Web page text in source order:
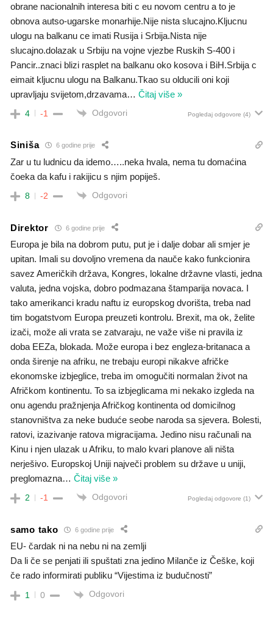
obrane nacionalnih interesa biti c eu novom centru a to je
obnova autso-ugarske monarhije.Nije nista slucajno.Kljucnu
ulogu na balkanu ce imati Rusija i Srbija.Nista nije
slucajno.dolazak u Srbiju na vojne vjezbe Ruskih S-400 i
Pancir..znaci blizi rasplet na balkanu oko kosova i BiH.Srbija c
eimait kljucnu ulogu na Balkanu.Tkao su olducili oni koji
upravljaju svijetom,drzavama… Čitaj više »
4 -1 Odgovori Pogledaj odgovore (4)
Siniša 6 godine prije
Zar u tu ludnicu da idemo…..neka hvala, nema tu domaćina
čoeka da kafu i rakijicu s njim popiješ.
8 -2 Odgovori
Direktor 6 godine prije
Europa je bila na dobrom putu, put je i dalje dobar ali smjer je
upitan. Imali su dovoljno vremena da nauče kako funkcionira
savez Američkih država, Kongres, lokalne državne vlasti, jedna
valuta, jedna vojska, dobro podmazana štamparija novaca. I
tako amerikanci kradu naftu iz europskog dvorišta, treba nad
tim bogatstvom Europa preuzeti kontrolu. Brexit, ma ok, želite
izači, može ali vrata se zatvaraju, ne važe više ni pravila iz
doba EEZa, blokada. Može europa i bez engleza-britanaca a
onda širenje na afriku, ne trebaju europi nikakve afričke
ekonomske izbjeglice, treba im omogučiti normalan život na
Afričkom kontinentu. To sa izbjeglicama mi nekako izgleda na
onu agendu pražnjenja Afričkog kontinenta od domicilnog
stanovništva za neke buduće seobe naroda sa sjevera. Bolesti,
ratovi, izazivanje ratova migracijama. Jedino nisu računali na
Kinu i njen ulazak u Afriku, to malo kvari planove ali ništa
nerješivo. Europskoj Uniji največi problem su države u uniji,
preglomazna… Čitaj više »
2 -1 Odgovori Pogledaj odgovore (1)
samo tako 6 godine prije
EU- čardak ni na nebu ni na zemlji
Da li če se penjati ili spuštati zna jedino Milanče iz Češke, koji
če rado informirati publiku “Vijestima iz budučnosti”
1 0 Odgovori